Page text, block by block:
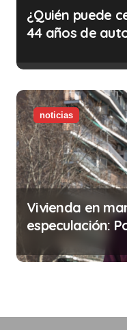
¿Quién puede
44 años de
noticias
Vivienda en
especulación: